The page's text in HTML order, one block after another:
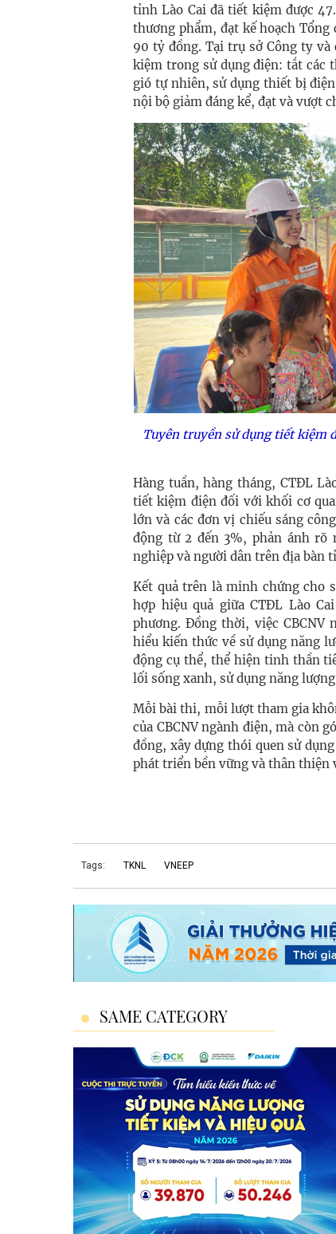
tỉnh Lào Cai đã tiết kiệm được
thương phẩm, đạt kế hoạch
90 tỷ đồng. Tại trụ sở Công ty
kiệm trong sử dụng điện: tắt các
gió tự nhiên, sử dụng thiết bị
nội bộ giảm đáng kể, đạt và vượt
Tuyên truyền sử dụng tiết kiệm
Hàng tuần, hàng tháng, CTĐL
tiết kiệm điện đối với khối cơ
lớn và các đơn vị chiếu sáng
động từ 2 đến 3%, phản ánh rõ
nghiệp và người dân trên địa bàn
Kết quả trên là minh chứng cho
hợp hiệu quả giữa CTĐL Lào
phương. Đồng thời, việc
hiểu kiến thức về sử dụng năng
động cụ thể, thể hiện tinh thần
lối sống xanh, sử dụng năng
Mỗi bài thi, mỗi lượt tham gia
của CBCNV ngành điện, mà còn
đồng, xây dựng thói quen sử
phát triển bền vững và thân thiện
Tags: TKNL VNEEP
SAME CATEGORY